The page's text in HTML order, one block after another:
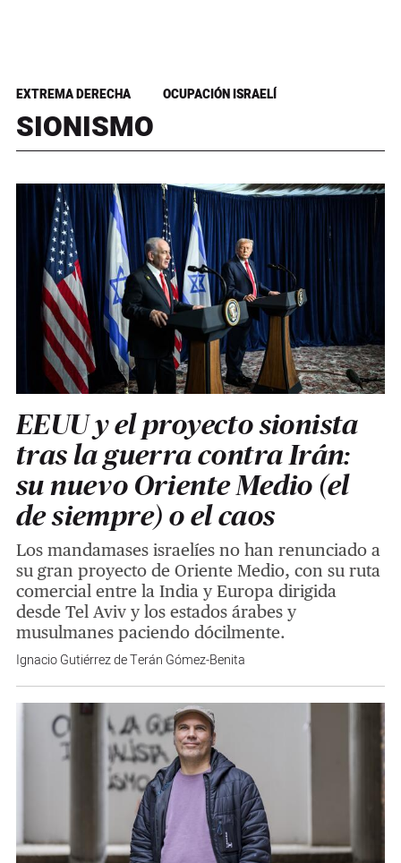
EXTREMA DERECHA OCUPACIÓN ISRAELÍ
SIONISMO
EEUU y el proyecto sionista
tras la guerra contra Irán:
su nuevo Oriente Medio (el
de siempre) o el caos
Los mandamases israelíes no han renunciado a
su gran proyecto de Oriente Medio, con su ruta
comercial entre la India y Europa dirigida
desde Tel Aviv y los estados árabes y
musulmanes paciendo dócilmente.
Ignacio Gutiérrez de Terán Gómez-Benita